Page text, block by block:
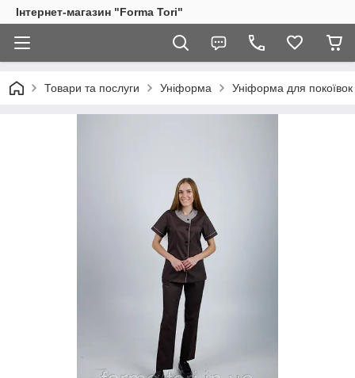
Інтернет-магазин "Forma Tori"
Товари та послуги Уніформа Уніформа для покоївок